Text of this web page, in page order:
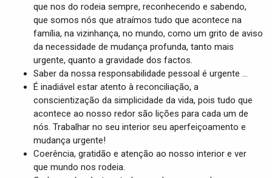
que nos do rodeia sempre, reconhecendo e sabendo,
que somos nós que atraímos tudo que acontece na
família, na vizinhança, no mundo, como um grito de aviso
da necessidade de mudança profunda, tanto mais
urgente, quanto a gravidade dos factos.
Saber da nossa responsabilidade pessoal é urgente …
É inadiável estar atento à reconciliação, a
conscientização da simplicidade da vida, pois tudo que
acontece ao nosso redor são lições para cada um de
nós. Trabalhar no seu interior seu aperfeiçoamento e
mudança urgente!
Coerência, gratidão e atenção ao nosso interior e ver
que mundo nos rodeia.